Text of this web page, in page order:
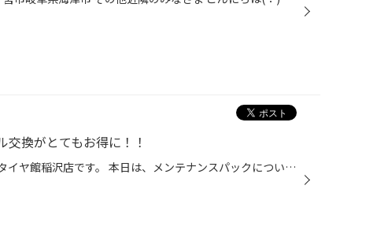
換がとてもお得に！！
皆さん！！こんにちは!(^^)! タイヤ館稲沢店です。 本日は、メンテナンスパックについてご紹介いたします。 冬タイヤへの履き替えが、お得にできるメンテナンスパック！！ 真ん中の欄の、脱着プランがおススメです。 契約期間が、一年間で脱着分が2回分と★マークのメニューを お好きに2つか3つお選...